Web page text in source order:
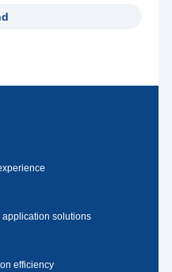
application solutions
efficiency